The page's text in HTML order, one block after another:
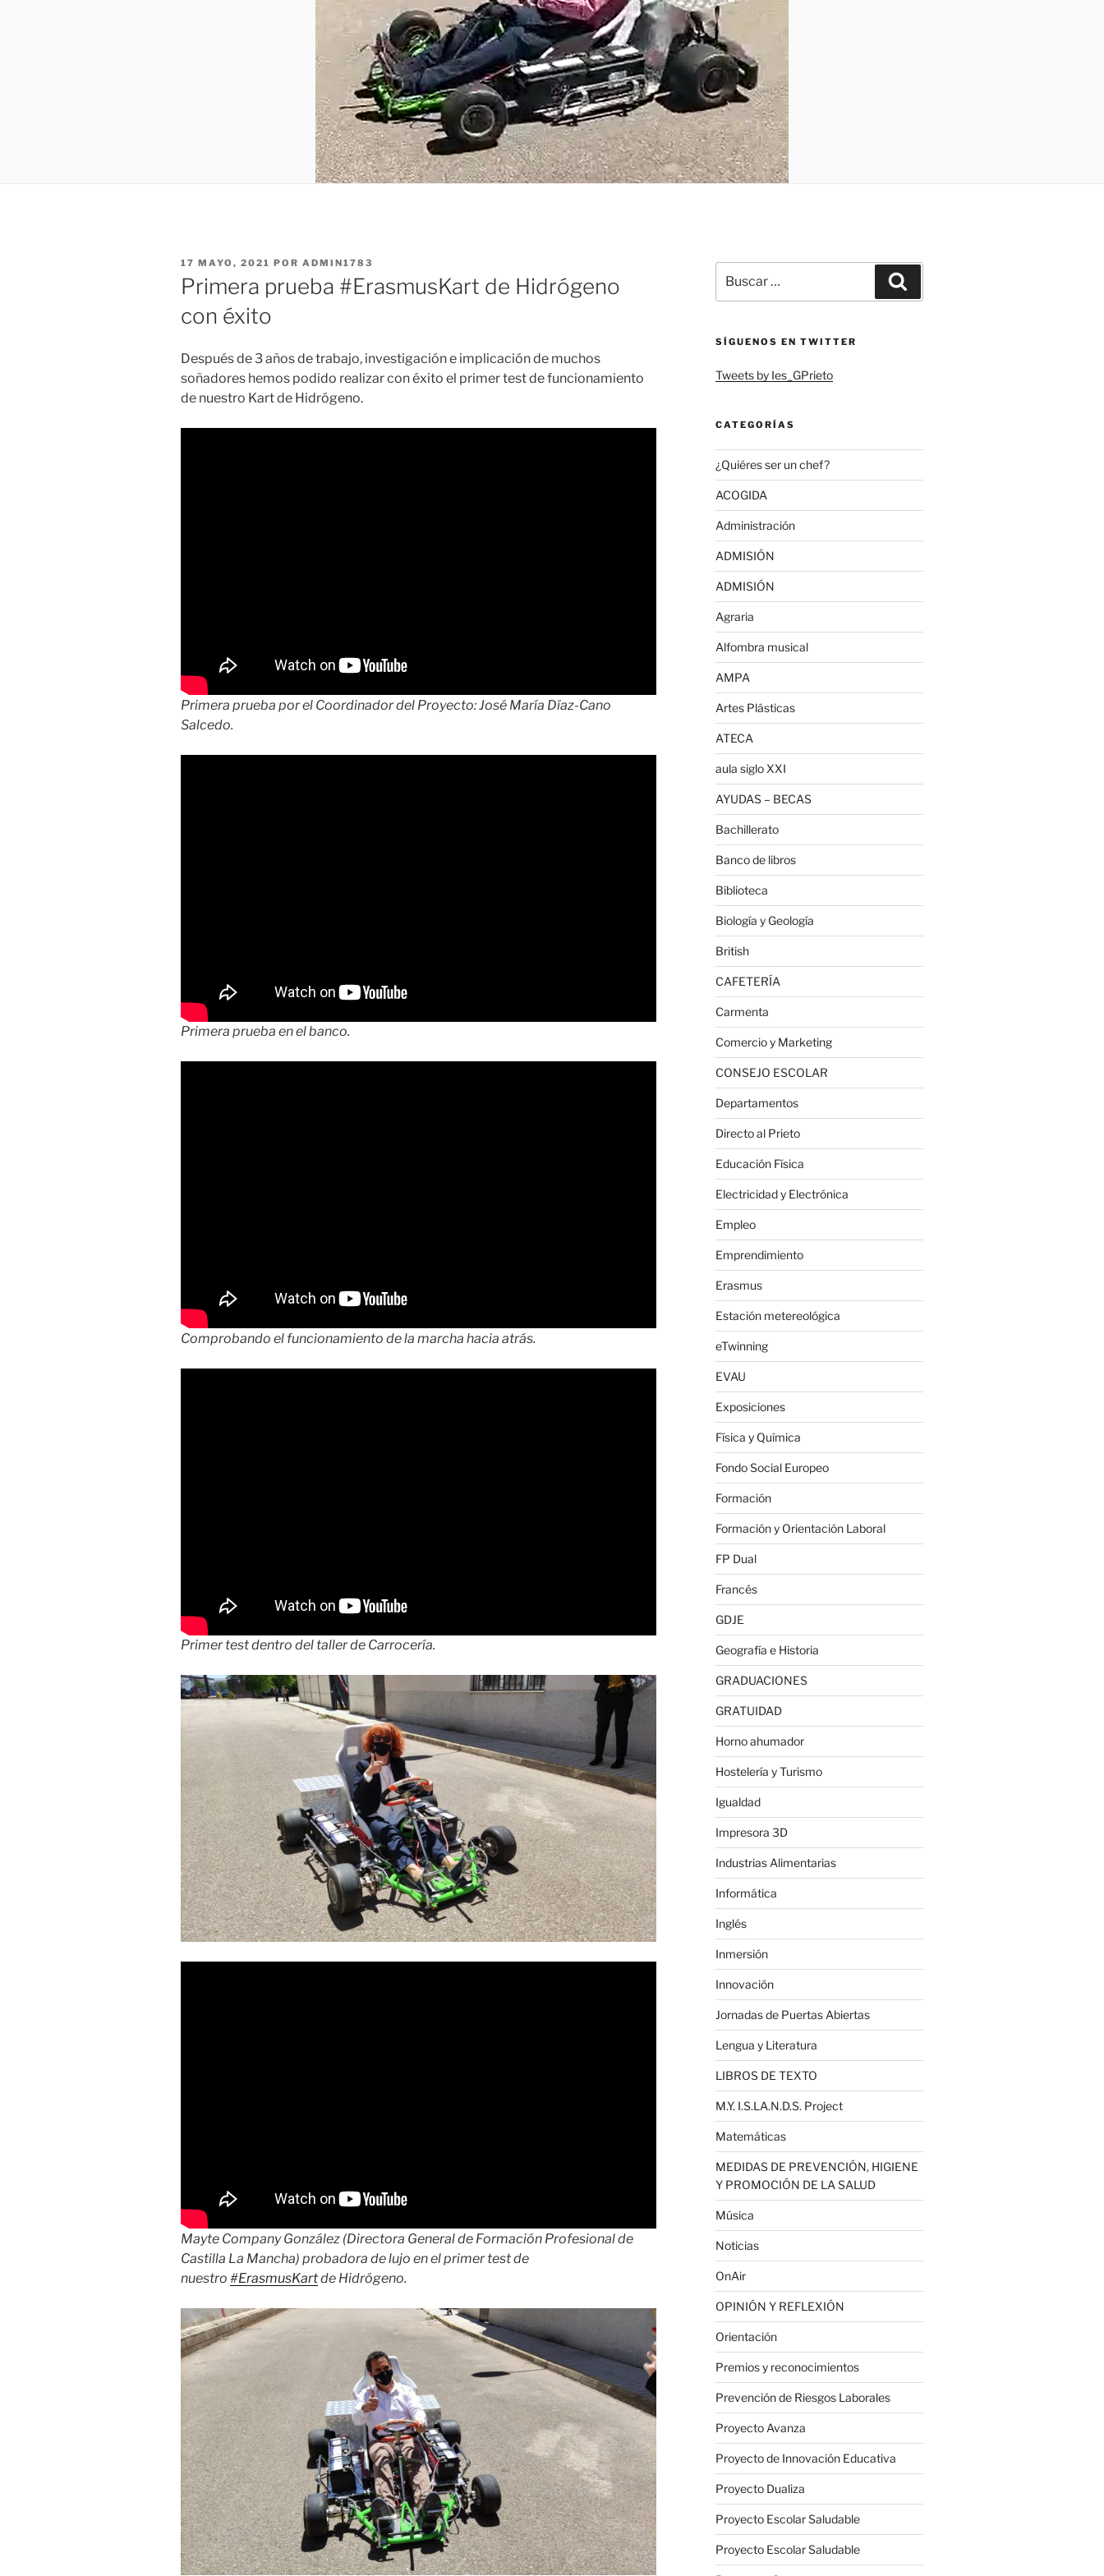
PUBLICADO
EL
17 MAYO, 2021 POR ADMIN1783
Primera prueba #ErasmusKart de Hidrógeno
con éxito
Después de 3 años de trabajo, investigación e implicación de muchos
soñadores hemos podido realizar con éxito el primer test de funcionamiento
de nuestro Kart de Hidrógeno.
Primera prueba por el Coordinador del Proyecto: José María Díaz-Cano
Salcedo.
Primera prueba en el banco.
Comprobando el funcionamiento de la marcha hacia atrás.
Primer test dentro del taller de Carrocería.
Mayte Company González (Directora General de Formación Profesional de
Castilla La Mancha) probadora de lujo en el primer test de
nuestro #ErasmusKartde Hidrógeno.
por:
SÍGUENOS EN TWITTER
Tweets by Ies_GPrieto
CATEGORÍAS
¿Quiéres ser un chef?
ACOGIDA
Administración
ADMISIÓN
ADMISIÓN
Agraria
Alfombra musical
AMPA
Artes Plásticas
ATECA
aula siglo XXI
AYUDAS – BECAS
Bachillerato
Banco de libros
Biblioteca
Biología y Geología
British
CAFETERÍA
Carmenta
Comercio y Marketing
CONSEJO ESCOLAR
Departamentos
Directo al Prieto
Educación Física
Electricidad y Electrónica
Empleo
Emprendimiento
Erasmus
Estación metereológica
eTwinning
EVAU
Exposiciones
Física y Química
Fondo Social Europeo
Formación
Formación y Orientación Laboral
FP Dual
Francés
GDJE
Geografía e Historia
GRADUACIONES
GRATUIDAD
Horno ahumador
Hostelería y Turismo
Igualdad
Impresora 3D
Industrias Alimentarias
Informática
Inglés
Inmersión
Innovación
Jornadas de Puertas Abiertas
Lengua y Literatura
LIBROS DE TEXTO
M.Y. I.S.LA.N.D.S. Project
Matemáticas
MEDIDAS DE PREVENCIÓN, HIGIENE
Y PROMOCIÓN DE LA SALUD
Música
Noticias
OnAir
OPINIÓN Y REFLEXIÓN
Orientación
Premios y reconocimientos
Prevención de Riesgos Laborales
Proyecto Avanza
Proyecto de Innovación Educativa
Proyecto Dualiza
Proyecto Escolar Saludable
Proyecto Escolar Saludable